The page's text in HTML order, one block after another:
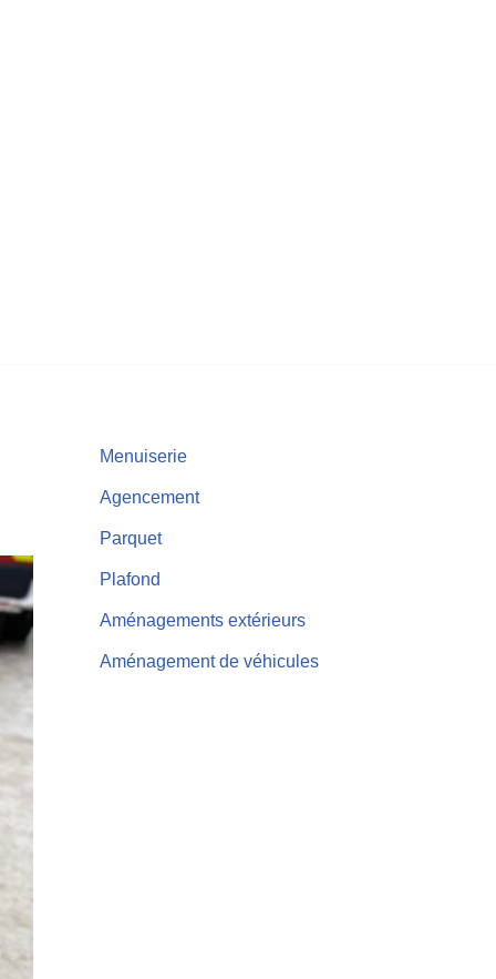
Menuiserie
Agencement
Parquet
Plafond
Aménagements extérieurs
Aménagement de véhicules